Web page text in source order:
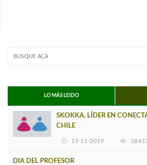
LO MÁS LEIDO
SKOKKA, LÍDER EN
CHILE
12-11-2019
DIA DEL PROFESOR